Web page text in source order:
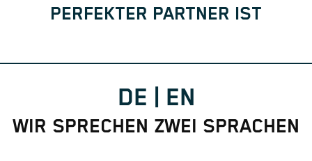
PERFEKTER PARTNER IST
DE | EN
WIR SPRECHEN ZWEI SPRACHEN